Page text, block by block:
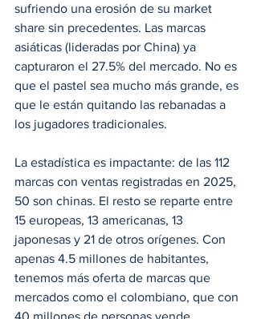
sufriendo una erosión de su market
share sin precedentes. Las marcas
asiáticas (lideradas por China) ya
capturaron el 27.5% del mercado. No es
que el pastel sea mucho más grande, es
que le están quitando las rebanadas a
los jugadores tradicionales.
La estadística es impactante: de las 112
marcas con ventas registradas en 2025,
50 son chinas. El resto se reparte entre
15 europeas, 13 americanas, 13
japonesas y 21 de otros orígenes. Con
apenas 4.5 millones de habitantes,
tenemos más oferta de marcas que
mercados como el colombiano, que con
40 millones de personas vende